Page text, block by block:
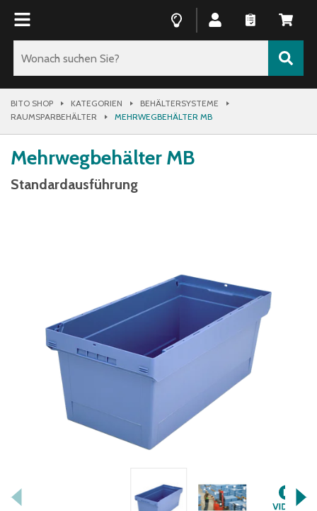
BITO SHOP KATEGORIEN
BEHÄLTERSYSTEME
RAUMSPARBEHÄLTER
MEHRWEGBEHÄLTER MB
Mehrwegbehälter MB
Standardausführung